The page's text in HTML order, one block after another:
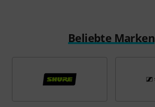
Beliebte Marken